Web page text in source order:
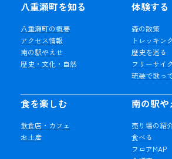
八重瀬町を知る
八重瀬町の概要
アクセス情報
南の駅やえせ
歴史・文化・自然
体験する
森の散策
トレッキン
歴史を巡る
フリーサイ
琉装で歌っ
食を楽しむ
飲食店・カフェ
お土産
南の駅や
売り場の紹
食べる
フロアMAP